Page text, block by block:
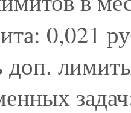
0,021
доп.